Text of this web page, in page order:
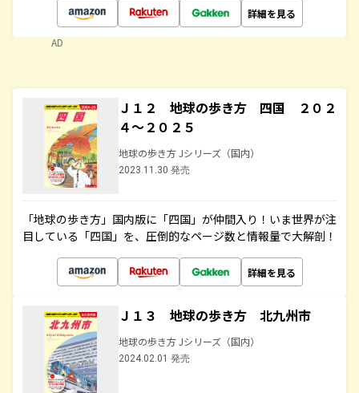
詳細を見る
AD
Ｊ１２ 地球の歩き方 四国 ２０２
４～２０２５
地球の歩き方 Jシリーズ（国内）
2023.11.30 発売
「地球の歩き方」国内版に「四国」が仲間入り！いま世界が注
目している「四国」を、圧倒的なページ数と情報量で大解剖！
詳細を見る
Ｊ１３ 地球の歩き方 北九州市
地球の歩き方 Jシリーズ（国内）
2024.02.01 発売